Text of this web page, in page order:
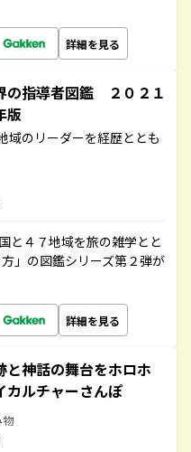
詳細を見る
指導者図鑑 ２０２１
版
域のリーダーを経歴ととも
と４７地域を旅の雑学とと
」の図鑑シリーズ第２弾が
詳細を見る
神話の舞台をホロホ
ルチャーさんぽ
物